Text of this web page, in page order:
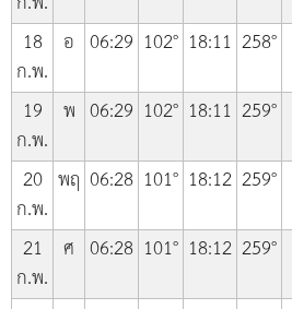
18
ก.พ.
อ 06:29 102° 18:11 258°
19
ก.พ.
พ 06:29 102° 18:11 259°
20
ก.พ.
พฤ 06:28 101° 18:12 259°
21
ก.พ.
ศ 06:28 101° 18:12 259°